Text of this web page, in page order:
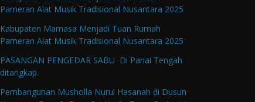
Pameran Alat Musik Tradisional Nusantara 2025
Kabupaten Mamasa Menjadi Tuan Rumah
Pameran Alat Musik Tradisional Nusantara 2025
PASANGAN PENGEDAR SABU Di Panai Tengah
ditangkap.
Pembangunan Musholla Nurul Hasanah di Dusun